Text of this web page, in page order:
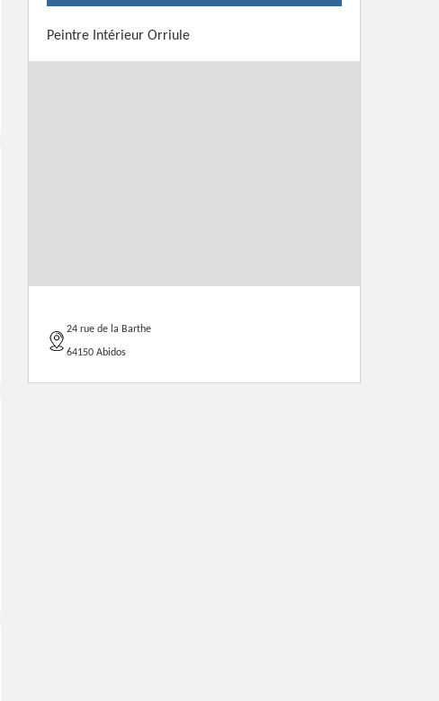
Peintre Intérieur Orriule
24 rue de la Barthe
64150 Abidos